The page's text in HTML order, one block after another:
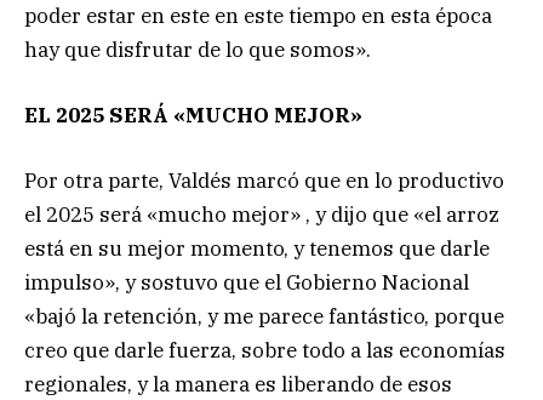
poder estar en este en este tiempo en esta época
hay que disfrutar de lo que somos».
EL 2025 SERÁ «MUCHO MEJOR»
Por otra parte, Valdés marcó que en lo productivo
el 2025 será «mucho mejor» , y dijo que «el arroz
está en su mejor momento, y tenemos que darle
impulso», y sostuvo que el Gobierno Nacional
«bajó la retención, y me parece fantástico, porque
creo que darle fuerza, sobre todo a las economías
regionales, y la manera es liberando de esos